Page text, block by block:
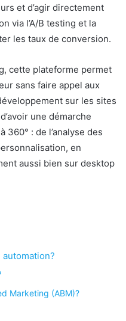
et d’agir directement
via l’A/B testing et la
les taux de conversion.
cette plateforme permet
sans faire appel aux
sur les sites
une démarche
360° : de l’analyse des
en
aussi bien sur desktop
automation?
Marketing (ABM)?